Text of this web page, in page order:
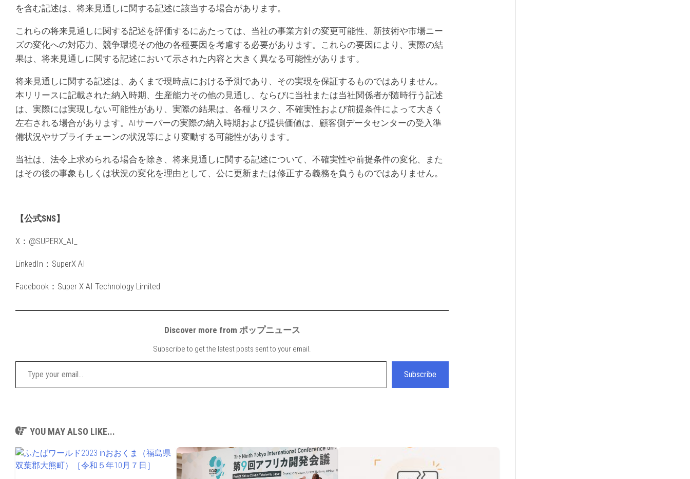
を含む記述は、将来見通しに関する記述に該当する場合があります。
これらの将来見通しに関する記述を評価するにあたっては、当社の事業方針の変更可能性、新技術や市場ニー
ズの変化への対応力、競争環境その他の各種要因を考慮する必要があります。これらの要因により、実際の結
果は、将来見通しに関する記述において示された内容と大きく異なる可能性があります。
将来見通しに関する記述は、あくまで現時点における予測であり、その実現を保証するものではありません。
本リリースに記載された納入時期、生産能力その他の見通し、ならびに当社または当社関係者が随時行う記述
は、実際には実現しない可能性があり、実際の結果は、各種リスク、不確実性および前提条件によって大きく
左右される場合があります。AIサーバーの実際の納入時期および提供価値は、顧客側データセンターの受入準
備状況やサプライチェーンの状況等により変動する可能性があります。
当社は、法令上求められる場合を除き、将来見通しに関する記述について、不確実性や前提条件の変化、また
はその後の事象もしくは状況の変化を理由として、公に更新または修正する義務を負うものではありません。
【公式SNS】
X：@SUPERX_AI_
LinkedIn：SuperX AI
Facebook：Super X AI Technology Limited
Discover more from ポップニュース
Subscribe to get the latest posts sent to your email.
Type your email…
Subscribe
YOU MAY ALSO LIKE...